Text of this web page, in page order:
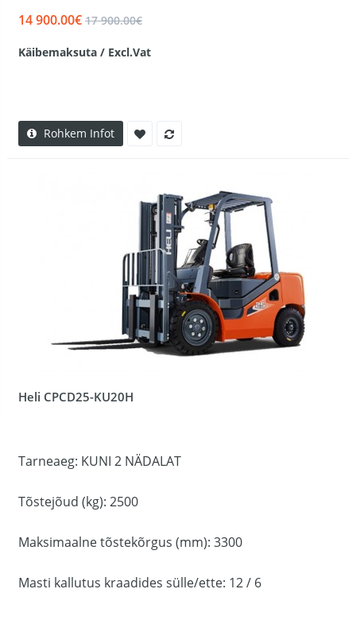
14 900.00€ 17 900.00€
Käibemaksuta / Excl.Vat
Rohkem Infot
Heli CPCD25-KU20H
Tarneaeg: KUNI 2 NÄDALAT
Tõstejõud (kg): 2500
Maksimaalne tõstekõrgus (mm): 3300
Masti kallutus kraadides sülle/ette: 12 / 6